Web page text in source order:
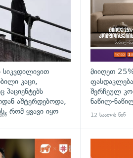
სიკვდილივით
კაცი,
პაციენტებს
აშტერდებოდა,
რომ ყვავი იყო
მიიღეთ
შერჩეულ
ნაწილ-
12 საათის წინ